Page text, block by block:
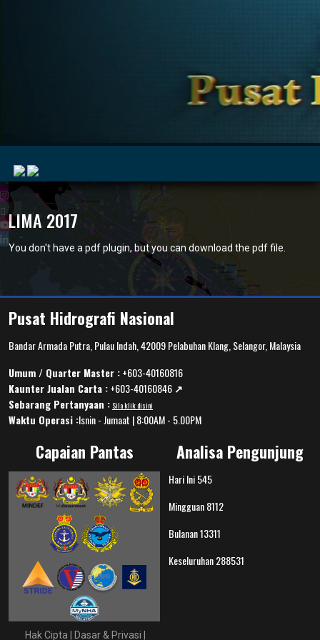
LIMA 2017
You don't have a pdf plugin, but you can download the pdf file.
Pusat Hidrografi Nasional
Bandar Armada Putra, Pulau Indah, 42009 Pelabuhan Klang, Selangor, Malaysia
Umum / Quarter Master :+603-40160816
Kaunter Jualan Carta :+603-40160846 ↗️
Sebarang Pertanyaan : Sila klik disini
Waktu Operasi :Isnin - Jumaat | 8:00AM - 5.00PM
Capaian Pantas
Hak Cipta | Dasar & Privasi |
Analisa Pengunjung
Hari Ini545
Mingguan8112
Bulanan13311
Keseluruhan288531
MyMarine